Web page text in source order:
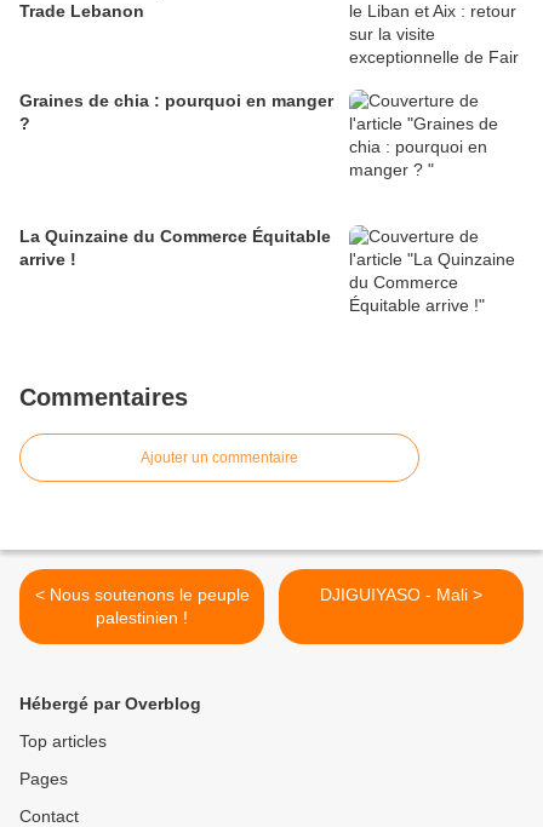
Trade Lebanon
Graines de chia : pourquoi en manger
?
La Quinzaine du Commerce Équitable
arrive !
Commentaires
Ajouter un commentaire
< Nous soutenons le peuple
palestinien !
DJIGUIYASO - Mali >
Hébergé par Overblog
Top articles
Pages
Contact